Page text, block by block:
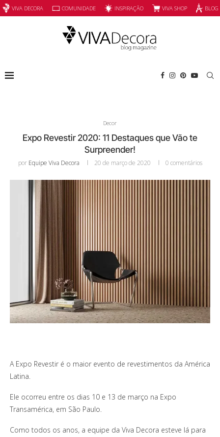
VIVA DECORA COMUNIDADE INSPIRAÇÃO VIVA SHOP
Decor
Expo Revestir 2020: 11 Destaques que Vão te
Surpreender!
por Equipe Viva Decora 20 de março de 2020 0 comentários
A Expo Revestir é o maior evento de revestimentos da América
Latina.
Ele ocorreu entre os dias 10 e 13 de março na Expo
Transamérica, em São Paulo.
Como todos os anos, a equipe da Viva Decora esteve lá para